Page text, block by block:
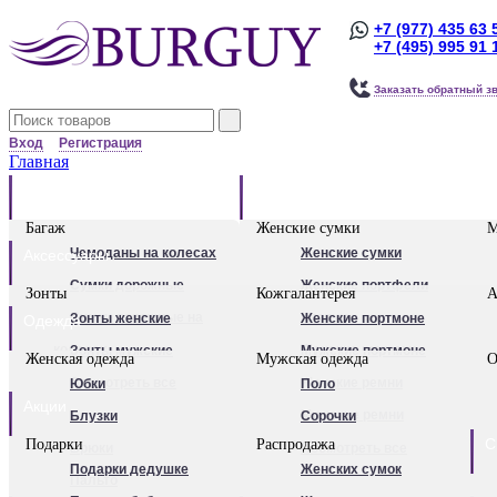
+7 (977) 435 63
+7 (495) 995 91
Заказать обратный
Вход Регистрация
Главная
Багаж
Чемоданы на колесах
Сумки дорожные
Сумки дорожные на
колесах.
Сумки - тележки
хозяйственные
Бьюти - кейсы
Кейс-пилоты
Женские сумки
Женские сумки
Женские портфели
Клатчи
Женские рюкзаки
Посмотреть все
Аксессуары
Зонты
Зонты женские
Зонты мужские
Посмотреть все
Кожгалантерея
Женские портмоне
Мужские портмоне
Женские ремни
Мужские ремни
Обложки для
автодокументов
Одежда
Женская одежда
Юбки
Блузки
Брюки
Пальто
Мужская одежда
Поло
Сорочки
Посмотреть все
Подарки
Подарки дедушке
Распродажа
Женских сумок